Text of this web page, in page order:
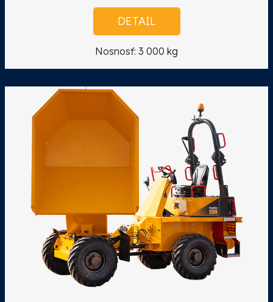
DETAIL
Nosnosť: 3 000 kg